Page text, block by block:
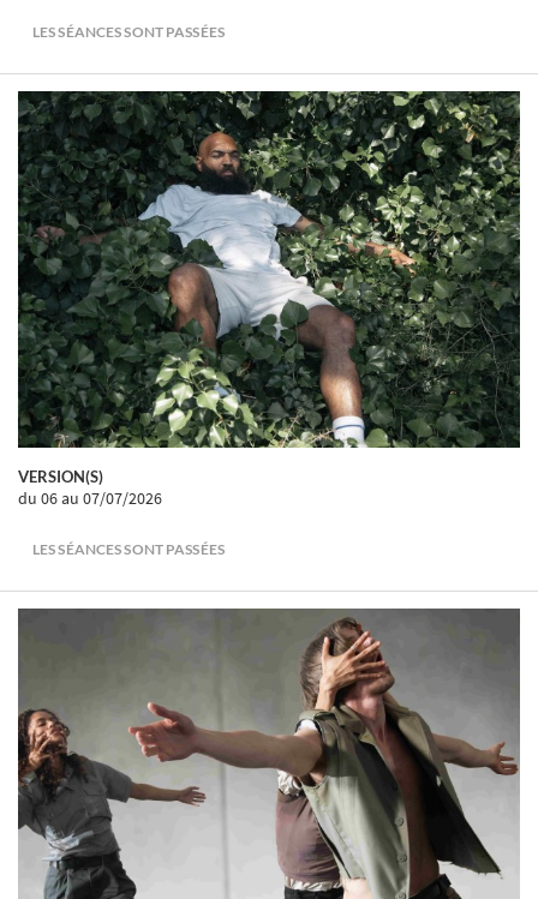
LES SÉANCES SONT PASSÉES
VERSION(S)
du 06au 07/07/2026
LES SÉANCES SONT PASSÉES